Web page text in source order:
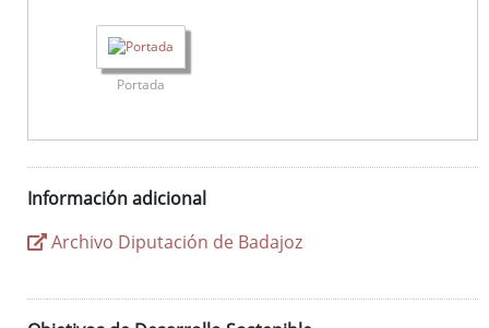
Archivo digital
Boletín Oficial de la Provincia de Badajoz (desde 1835)
Portada
Información adicional
Archivo Diputación de Badajoz